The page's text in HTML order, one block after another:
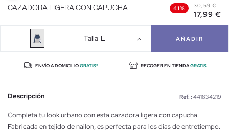
CAZADORA LIGERA CON CAPUCHA 41% 30,59 €
17,99 €
Talla L AÑADIR
ENVÍO A DOMICILIOGRATIS* RECOGER EN TIENDAGRATIS
Descripción Ref. : 441834219
Completa tu look urbano con esta cazadora ligera con capucha.
Fabricada en tejido de nailon, es perfecta para los días de entretiempo.